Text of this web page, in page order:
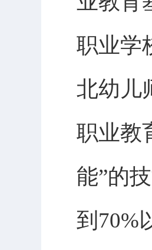
职业学
北幼儿
职业教
能”的
到70%